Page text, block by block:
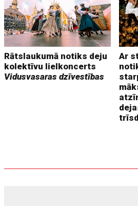
Rātslaukumā notiks deju
kolektīvu lielkoncerts
Vidusvasaras dzīvestības
Ar